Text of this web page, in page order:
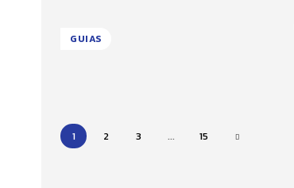
GUIAS
1 2 3 ... 15